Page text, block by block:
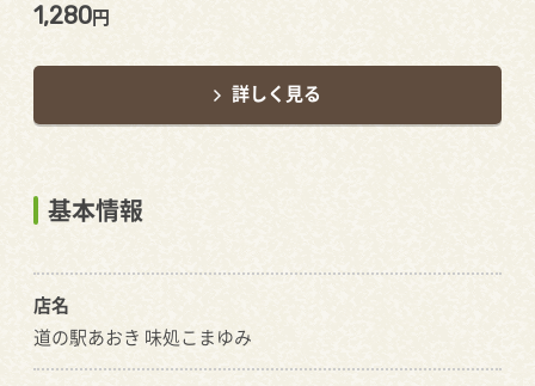
1,280円
詳しく見る
基本情報
店名
道の駅あおき 味処こまゆみ